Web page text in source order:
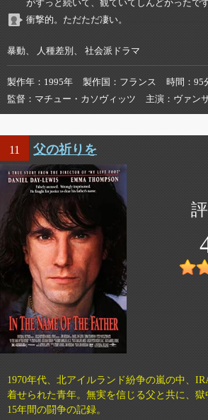
がずっと続いて、観ていてしんどかったです
衝撃的。ただただ凄い。
暴動、 人種差別、 社会派ドラマ
製作年 1995年 製作国 フランス 時間
95
監督
マチュー・カソヴィッツ 主演 ヴァン
11 父の祈りを
1970年代、北アイルランド紛争の嵐の中、
着せられた青年。無実を信じる父と共に、
15年間の闘争の記録。